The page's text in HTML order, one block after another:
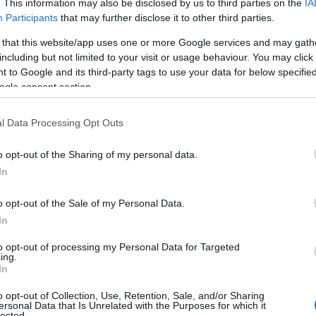
This information may also be disclosed by us to third parties on the
Participants that may further disclose it to other third parties.
that this website/app uses one or more Google services and may
but not limited to your visit or usage behaviour. You may
to Google and its third-party tags to use your data for below
consent section.
Data Processing Opt Outs
opt-out of the Sharing of my personal data.
opt-out of the Sale of my Personal Data.
opt-out of processing my Personal Data for Targeted
opt-out of Collection, Use, Retention, Sale, and/or Sharing
Data that Is Unrelated with the Purposes for which it
ζημιές σε κατοικίες,
να προχωρήσουν άμεσα σε έγγραφη
ώστε να συγκεντρωθούν όλα τα
στις αρμόδιες υπηρεσίες του Κράτους.
απαραίτητη προκειμένου να ζητηθεί η
Γραμματείας Αποκατάστασης Φυσικών
Υπουργείου Υποδομών και Μεταφορών,
Σχεδιασμού και Προστασίας
την καταγραφή ζημιών και τον έλεγχο
στο Δημαρχείο, κατά τις εργάσιμες
07:00 – 15:00), και θα πρέπει να